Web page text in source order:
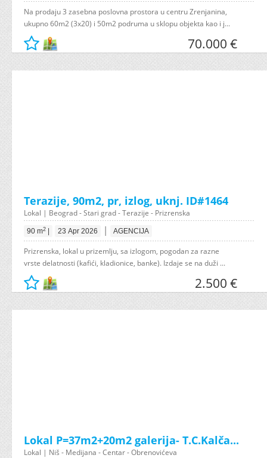
Na prodaju 3 zasebna poslovna prostora u centru Zrenjanina,
ukupno 60m2 (3x20) i 50m2 podruma u sklopu objekta kao i j...
70.000 €
Terazije, 90m2, pr, izlog, uknj. ID#1464
Lokal | Beograd - Stari grad - Terazije - Prizrenska
90 m2 23 Apr 2026 | AGENCIJA
Prizrenska, lokal u prizemlju, sa izlogom, pogodan za razne
vrste delatnosti (kafići, kladionice, banke). Izdaje se na duži ...
2.500 €
Lokal P=37m2+20m2 galerija- T.C.Kalča...
Lokal | Niš - Medijana - Centar - Obrenovićeva